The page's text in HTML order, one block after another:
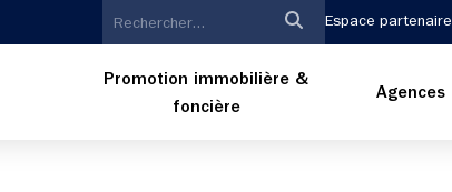
Espace partenaire
Promotion immobilière &
foncière
Agences